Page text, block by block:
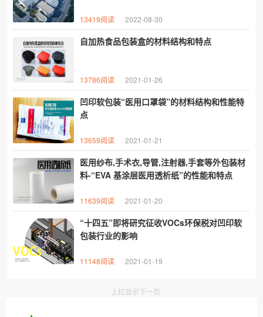
13419阅读 2022-08-30
自加热食品包装盒的材料结构和特点
13786阅读 2021-01-26
凹印软包装“医用口罩袋”的材料结构和性能特
点
13659阅读 2021-01-21
医用纱布,手术衣,导管,注射器,手套等外包装材
料-“EVA 基涂层医用透析纸”的性能和特点
11639阅读 2021-01-20
“十四五”即将研究征收VOCs环保税对凹印软
包装行业的影响
11148阅读 2021-01-19
上拉显示下一页